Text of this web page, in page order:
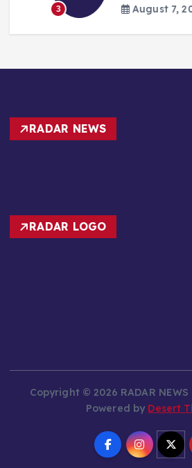
August 7, 2026
RADAR NEWS
RADAR LOGO
Copyright © 2026 RADAR NEWS
Powered by Desert